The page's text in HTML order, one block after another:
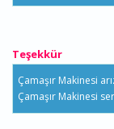
Teşekkür
Çamaşır Makinesi
Çamaşır Makinesi